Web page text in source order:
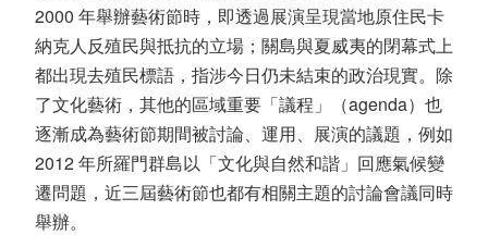
2000 年舉辦藝術節時，即透過展演呈現當地原住民卡
納克人反殖民與抵抗的立場；關島與夏威夷的閉幕式上
都出現去殖民標語，指涉今日仍未結束的政治現實。除
了文化藝術，其他的區域重要「議程」（agenda）也
逐漸成為藝術節期間被討論、運用、展演的議題，例如
2012年所羅門群島以「文化與自然和諧」回應氣候變
遷問題，近三屆藝術節也都有相關主題的討論會議同時
舉辦。